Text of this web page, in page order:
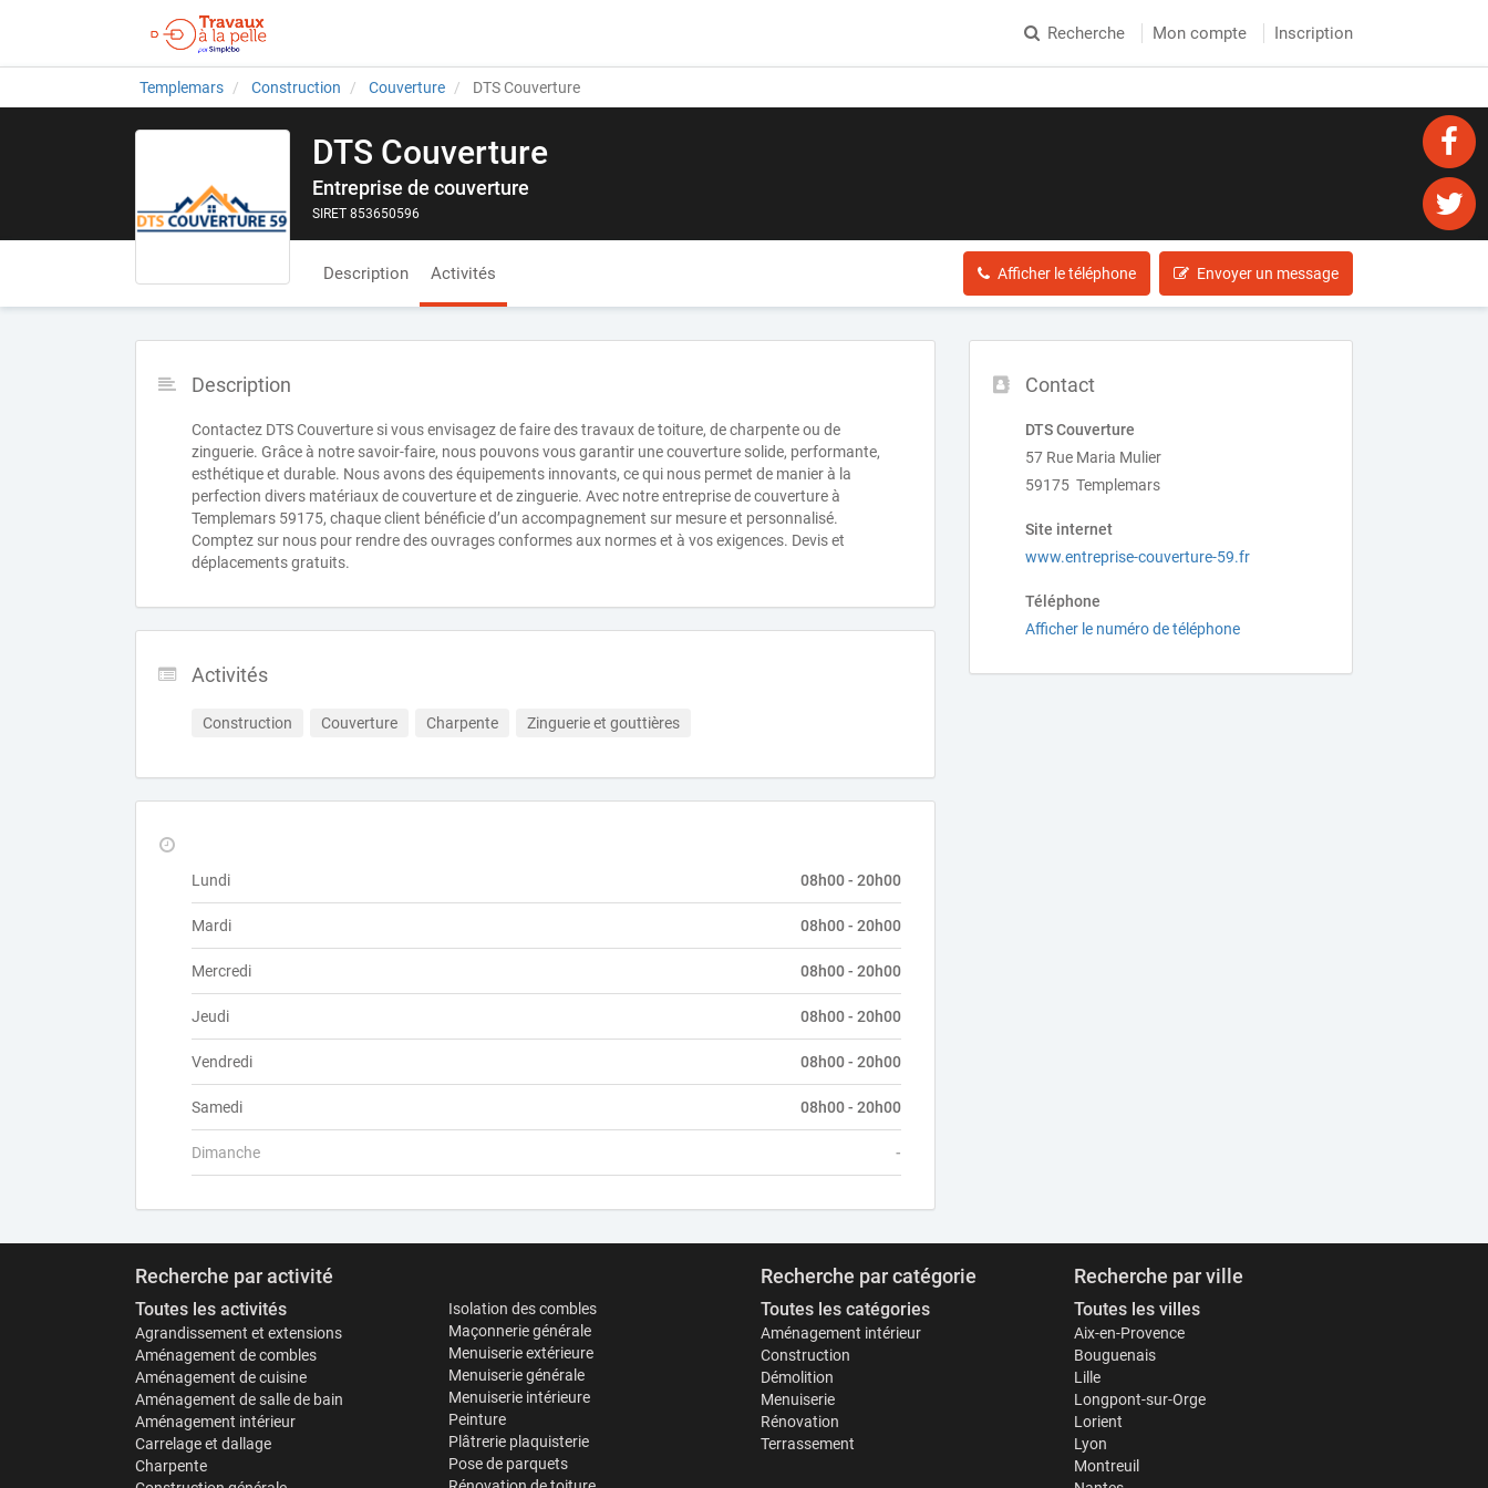
Recherche Mon compte Inscription
Templemars Construction Couverture DTS Couverture
DTS Couverture
Entreprise de couverture
SIRET 853650596
Description Activités Afficher le téléphone Envoyer un message
Contact
DTS Couverture
57 Rue Maria Mulier
59175 Templemars
Site internet
www.entreprise-couverture-59.fr
Téléphone
Afficher le numéro de téléphone
Description
Contactez DTS Couverture si vous envisagez de faire des travaux de toiture, de charpente ou de
zinguerie. Grâce à notre savoir-faire, nous pouvons vous garantir une couverture solide, performante,
esthétique et durable. Nous avons des équipements innovants, ce qui nous permet de manier à la
perfection divers matériaux de couverture et de zinguerie. Avec notre entreprise de couverture à
Templemars 59175, chaque client bénéficie d’un accompagnement sur mesure et personnalisé.
Comptez sur nous pour rendre des ouvrages conformes aux normes et à vos exigences. Devis et
déplacements gratuits.
Activités
Construction Couverture Charpente Zinguerie et gouttières
Lundi 08h00 - 20h00
Mardi 08h00 - 20h00
Mercredi 08h00 - 20h00
Jeudi 08h00 - 20h00
Vendredi 08h00 - 20h00
Samedi 08h00 - 20h00
Dimanche -
Recherche par activité
Toutes les activités
Agrandissement et extensions
Aménagement de combles
Aménagement de cuisine
Aménagement de salle de bain
Aménagement intérieur
Carrelage et dallage
Charpente
Isolation des combles
Maçonnerie générale
Menuiserie extérieure
Menuiserie générale
Menuiserie intérieure
Peinture
Plâtrerie plaquisterie
Pose de parquets
Recherche par catégorie
Toutes les catégories
Aménagement intérieur
Construction
Démolition
Menuiserie
Rénovation
Terrassement
Recherche par ville
Toutes les villes
Aix-en-Provence
Bouguenais
Lille
Longpont-sur-Orge
Lorient
Lyon
Montreuil